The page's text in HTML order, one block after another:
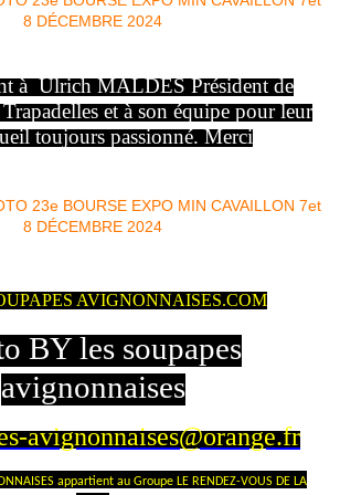
à Ulrich MALDES Président de
et à son équipe pour leur
toujours passionné. Merci
AVIGNONNAISES.COM
BY les soupapes
avignonnaises
avignonnaises@orange.fr
appartient au Groupe LE RENDEZ-VOUS DE LA